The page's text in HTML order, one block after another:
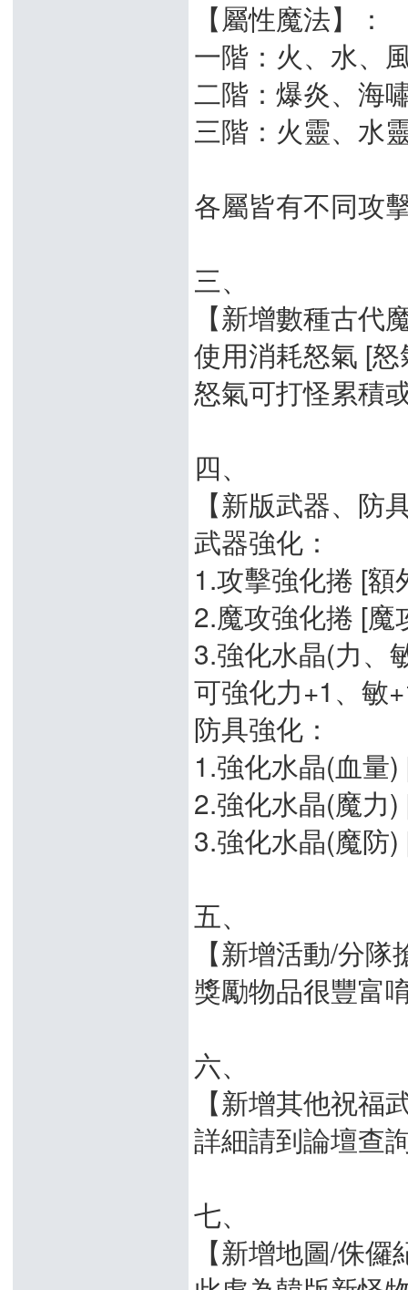
【屬性魔法】：
一階：火、水、
二階：爆炎、海
三階：火靈、水
各屬皆有不同攻
三、
【新增數種古代
使用消耗怒氣 [
怒氣可打怪累積
四、
【新版武器、防
武器強化：
1.攻擊強化捲 [額
2.魔攻強化捲 [魔
3.強化水晶(力、
可強化力+1、敏
防具強化：
1.強化水晶(血量
2.強化水晶(魔力
3.強化水晶(魔防)
五、
【新增活動/分
獎勵物品很豐富
六、
【新增其他祝福
詳細請到論壇查
七、
【新增地圖/侏儸